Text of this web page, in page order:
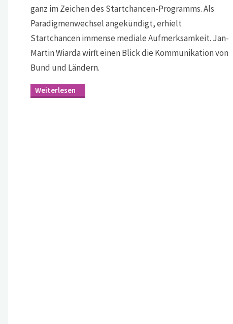
ganz im Zeichen des Startchancen-Programms. Als
Paradigmenwechsel angekündigt, erhielt
Startchancen immense mediale Aufmerksamkeit. Jan-
Martin Wiarda wirft einen Blick die Kommunikation von
Bund und Ländern.
versprochen,